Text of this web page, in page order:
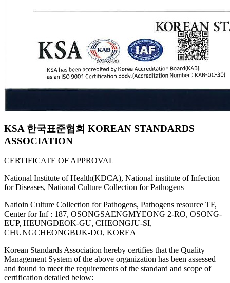
KSA 한국표준협회 KOREAN STANDARDS
ASSOCIATION
CERTIFICATE OF APPROVAL
National Institute of Health(KDCA), National institute of Infection
for Diseases, National Culture Collection for Pathogens
Natioin Culture Collection for Pathogens, Pathogens resource TF,
Center for Inf : 187, OSONGSAENGMYEONG 2-RO, OSONG-
EUP, HEUNGDEOK-GU, CHEONGJU-SI,
CHUNGCHEONGBUK-DO, KOREA
Korean Standards Association hereby certifies that the Quality
Management System of the above organization has been assessed
and found to meet the requirements of the standard and scope of
certification detailed below: